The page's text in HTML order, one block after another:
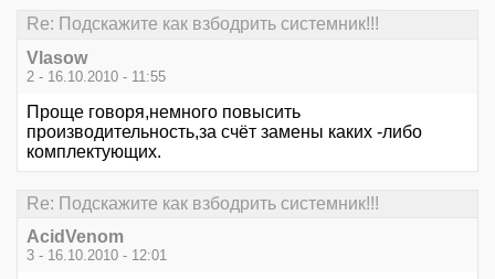
Re: Подскажите как взбодрить системник!!!
Vlasow
2 - 16.10.2010 - 11:55
Проще говоря,немного повысить
производительность,за счёт замены каких -либо
комплектующих.
Re: Подскажите как взбодрить системник!!!
AcidVenom
3 - 16.10.2010 - 12:01